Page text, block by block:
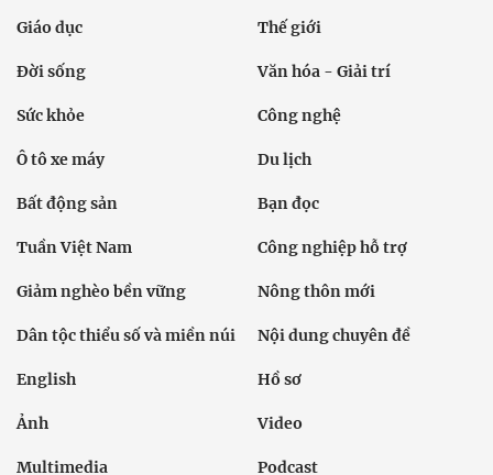
Giáo dục Thế giới
Đời sống Văn hóa - Giải trí
Sức khỏe Công nghệ
Ô tô xe máy Du lịch
Bất động sản Bạn đọc
Tuần Việt Nam Công nghiệp hỗ trợ
Giảm nghèo bền vững Nông thôn mới
Dân tộc thiểu số và miền núi Nội dung chuyên đề
English Hồ sơ
Ảnh Video
Multimedia Podcast